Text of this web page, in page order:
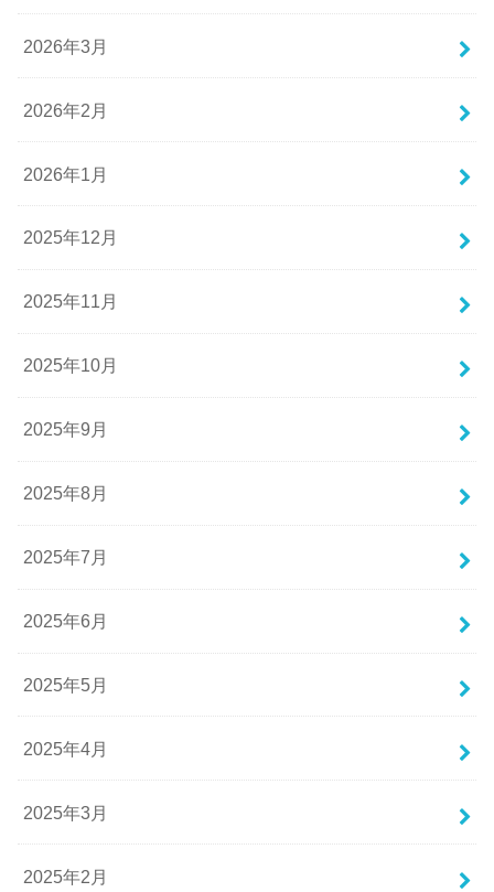
2026年3月
2026年2月
2026年1月
2025年12月
2025年11月
2025年10月
2025年9月
2025年8月
2025年7月
2025年6月
2025年5月
2025年4月
2025年3月
2025年2月